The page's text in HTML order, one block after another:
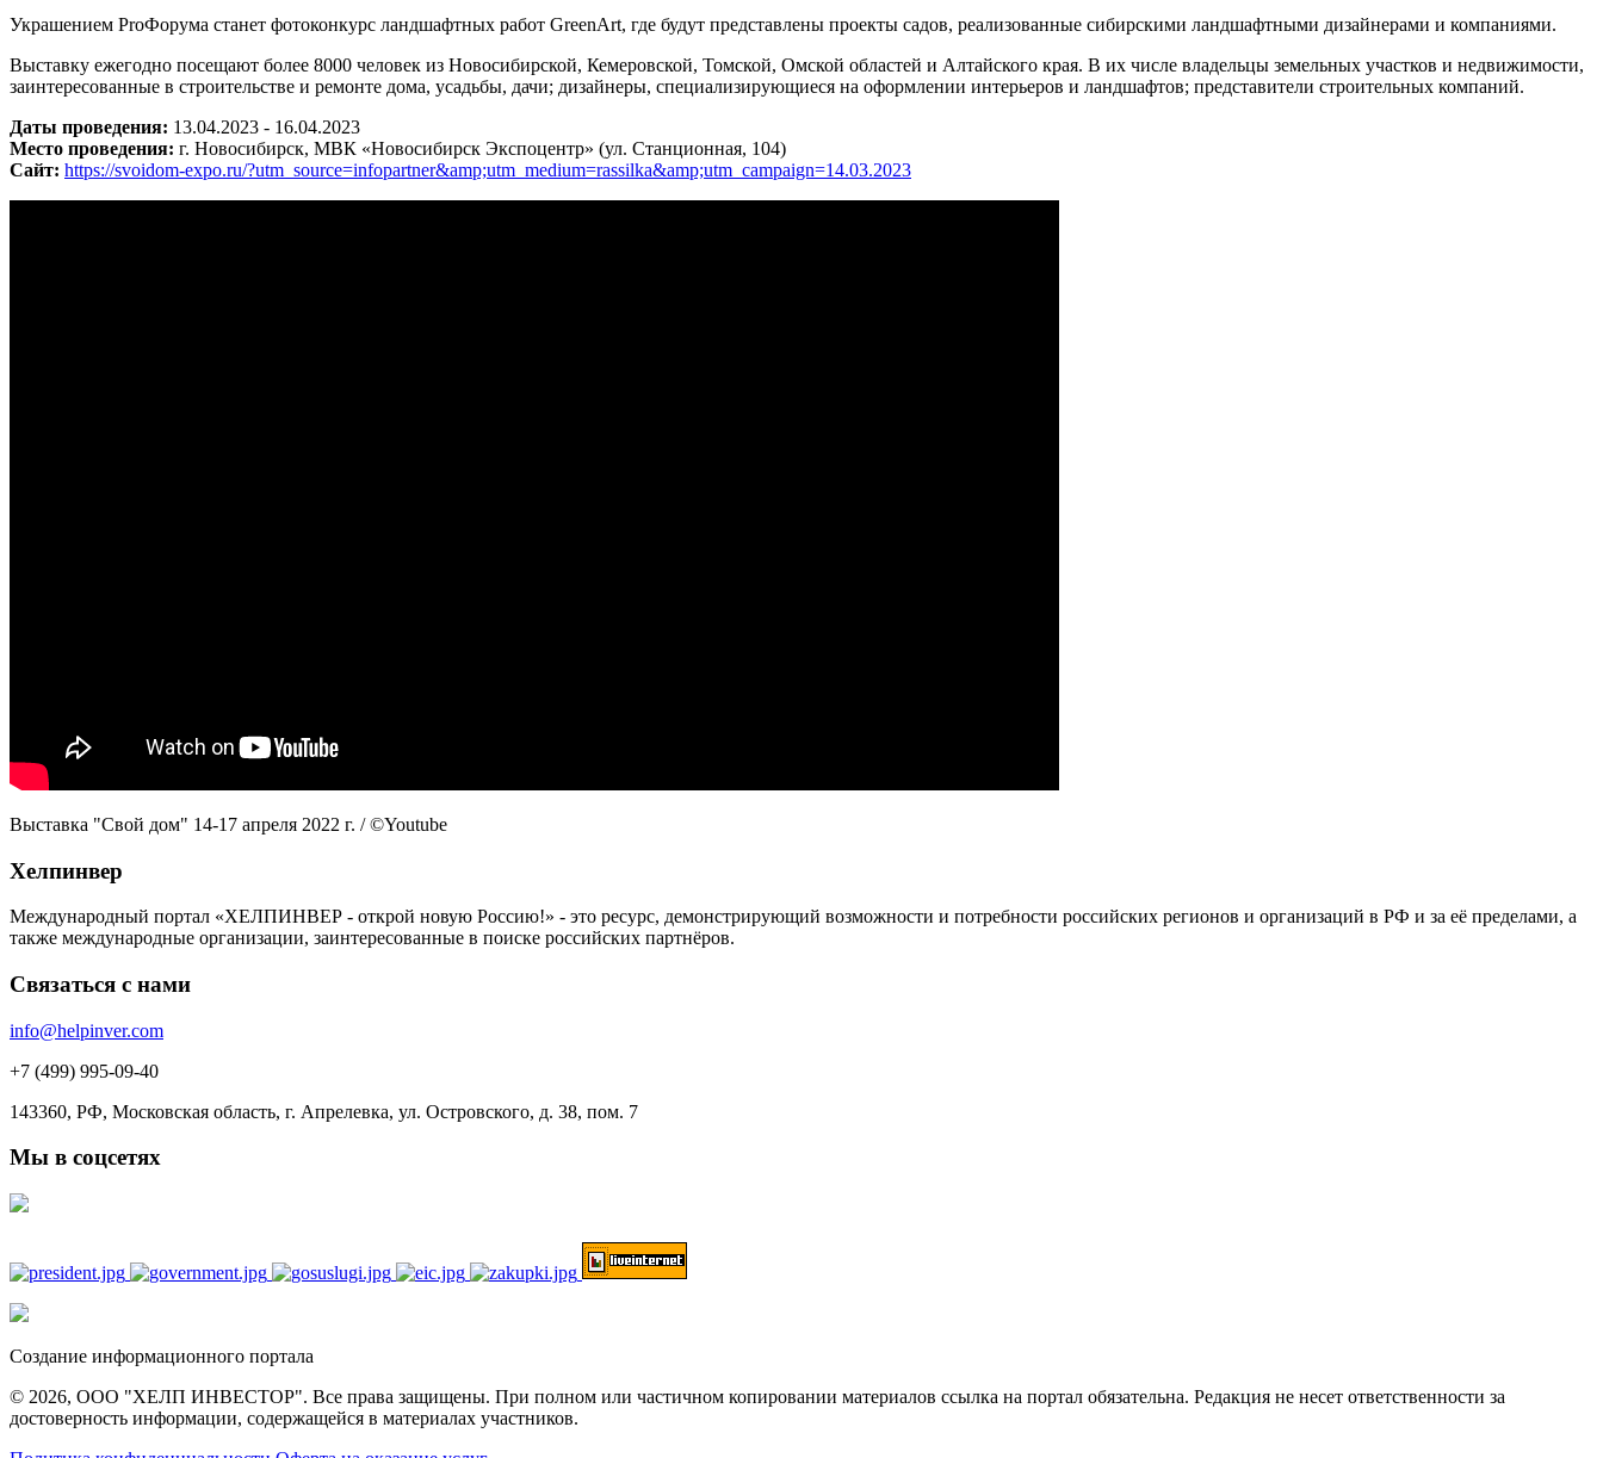
Украшением ProФорума станет фотоконкурс ландшафтных работ GreenArt, где будут представлены проекты садов, реализованные сибирскими ландшафтными дизайнерами и компаниями.
Выставку ежегодно посещают более 8000 человек из Новосибирской, Кемеровской, Томской, Омской областей и Алтайского края. В их числе владельцы земельных участков и недвижимости,
заинтересованные в строительстве и ремонте дома, усадьбы, дачи; дизайнеры, специализирующиеся на оформлении интерьеров и ландшафтов; представители строительных компаний.
Даты проведения: 13.04.2023 - 16.04.2023
Место проведения: г. Новосибирск, МВК «Новосибирск Экспоцентр» (ул. Станционная, 104)
Сайт: https://svoidom-expo.ru/?utm_source=infopartner&amp;utm_medium=rassilka&amp;utm_campaign=14.03.2023
Выставка "Свой дом" 14-17 апреля 2022 г. / ©Youtube
Хелпинвер
Международный портал «ХЕЛПИНВЕР - открой новую Россию!» - это ресурс, демонстрирующий возможности и потребности российских регионов и организаций в РФ и за её пределами, а
также международные организации, заинтересованные в поиске российских партнёров.
Связаться с нами
info@helpinver.com
+7 (499) 995-09-40
143360, РФ, Московская область, г. Апрелевка, ул. Островского, д. 38, пом. 7
Мы в соцсетях
Создание информационного портала
© 2026, ООО "ХЕЛП ИНВЕСТОР". Все права защищены. При полном или частичном копировании материалов ссылка на портал обязательна. Редакция не несет ответственности за
достоверность информации, содержащейся в материалах участников.